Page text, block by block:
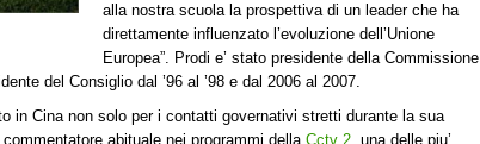
alla nostra scuola la prospettiva di un leader che ha
direttamente influenzato l’evoluzione dell’Unione
Europea”. Prodi e’ stato presidente della Commissione
del Consiglio dal ’96 al ’98 e dal 2006 al 2007.
in Cina non solo per i contatti governativi stretti durante la sua
commentatore abituale nei programmi dellaCctv 2, una delle piu’